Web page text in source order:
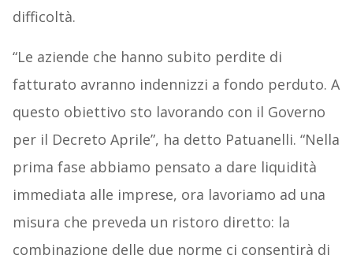
difficoltà.
“Le aziende che hanno subito perdite di
fatturato avranno indennizzi a fondo perduto. A
questo obiettivo sto lavorando con il Governo
per il Decreto Aprile”, ha detto Patuanelli. “Nella
prima fase abbiamo pensato a dare liquidità
immediata alle imprese, ora lavoriamo ad una
misura che preveda un ristoro diretto: la
combinazione delle due norme ci consentirà di